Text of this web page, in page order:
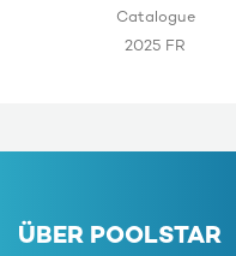
Catalogue
2025 FR
ÜBER POOLSTAR